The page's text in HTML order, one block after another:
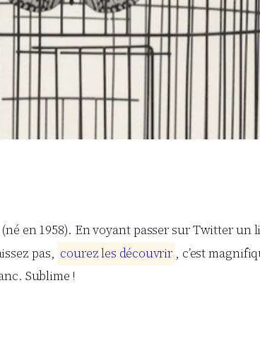
en 1958). En voyant passer sur Twitter un
pas, courezles découvrir , c’est
Sublime !